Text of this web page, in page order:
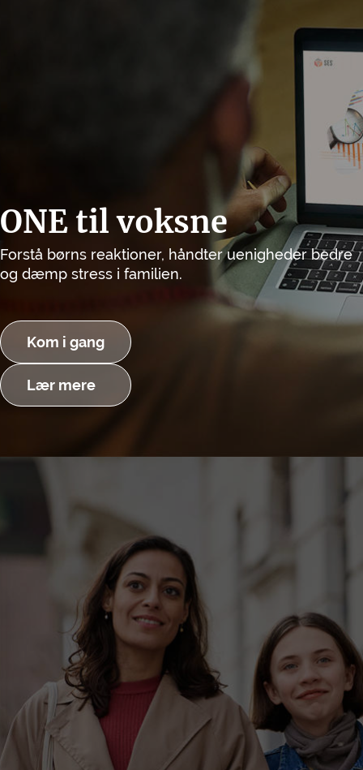
ONE til voksne
Forstå børns reaktioner, håndter uenigheder bedre
og dæmp stress i familien.
Kom i gang
Lær mere